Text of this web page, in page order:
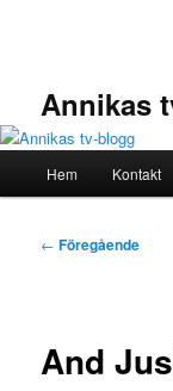
Annikas
Hem Kontakt
Inläggsnavigering
← Föregående
And